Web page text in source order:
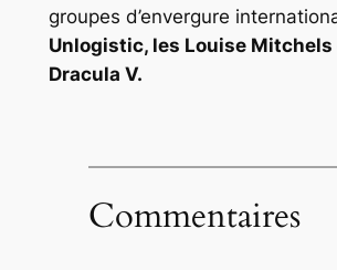
groupes d’envergure
Unlogistic, les Louise
Dracula V.
Commentaires